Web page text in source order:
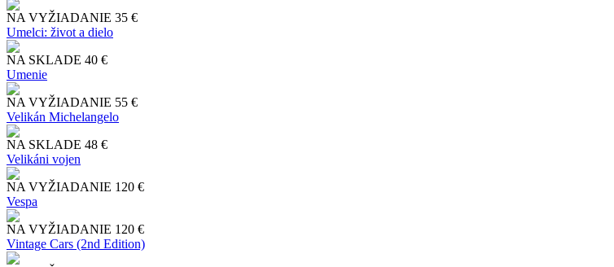
NA VYŽIADANIE 35 €
Umelci: život a dielo
NA SKLADE 40 €
Umenie
NA VYŽIADANIE 55 €
Velikán Michelangelo
NA SKLADE 48 €
Velikáni vojen
NA VYŽIADANIE 120 €
Vespa
NA VYŽIADANIE 120 €
Vintage Cars (2nd Edition)